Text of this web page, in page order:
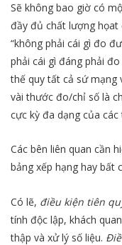
Sẽ không bao giờ có
đầy đủ chất lượng
“không phải cái gì đo
phải cái gì đáng phải
thế quy tất cả sứ
vài thước đo/chỉ số là
cực kỳ đa dạng của
Các bên liên quan cần
bảng xếp hạng hay bất
Có lẽ, điều kiện tiên
tính độc lập, khách
thập và xử lý số liệu.